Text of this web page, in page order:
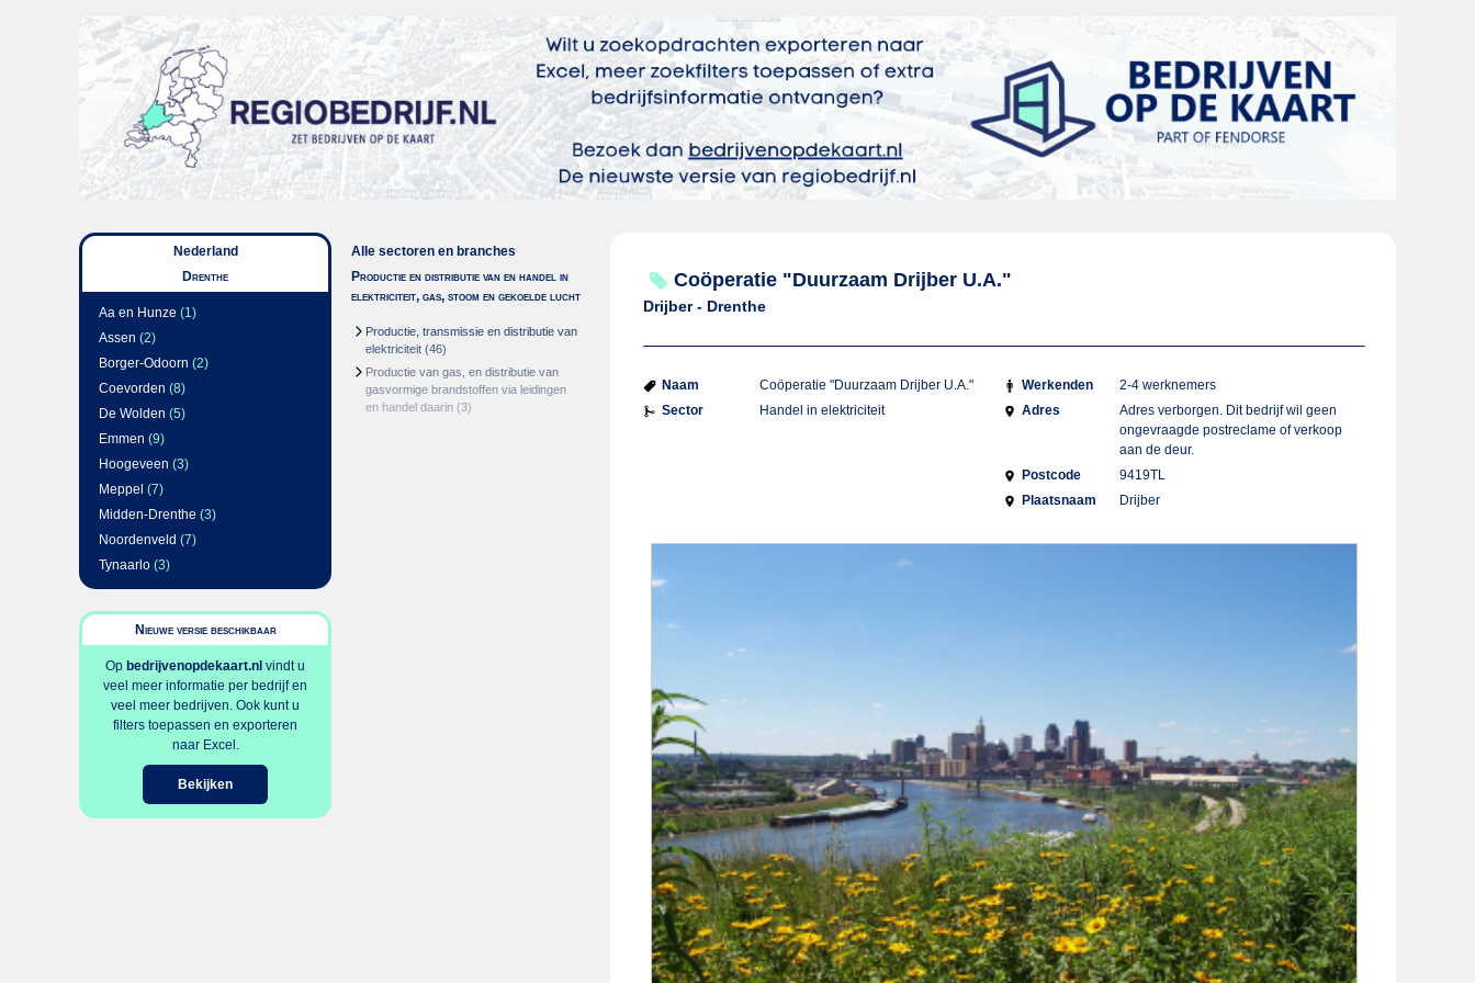
Nederland
Drenthe
Aa en Hunze (1)
Assen (2)
Borger-Odoorn (2)
Coevorden (8)
De Wolden (5)
Emmen (9)
Hoogeveen (3)
Meppel (7)
Midden-Drenthe (3)
Noordenveld (7)
Tynaarlo (3)
Nieuwe versie beschikbaar
Op bedrijvenopdekaart.nl vindt u
veel meer informatie per bedrijf en
veel meer bedrijven. Ook kunt u
filters toepassen en exporteren
naar Excel.
Bekijken
Alle sectoren en branches
Productie en distributie van en handel in
elektriciteit, gas, stoom en gekoelde lucht
Productie, transmissie en distributie van
elektriciteit (46)
Productie van gas, en distributie van
gasvormige brandstoffen via leidingen
en handel daarin (3)
Coöperatie "Duurzaam Drijber U.A."
Drijber - Drenthe
Naam
Coöperatie "Duurzaam Drijber U.A."
Sector
Handel in elektriciteit
Werkenden
2-4 werknemers
Adres
Adres verborgen. Dit bedrijf wil geen
ongevraagde postreclame of verkoop
aan de deur.
Postcode
9419TL
Plaatsnaam
Drijber